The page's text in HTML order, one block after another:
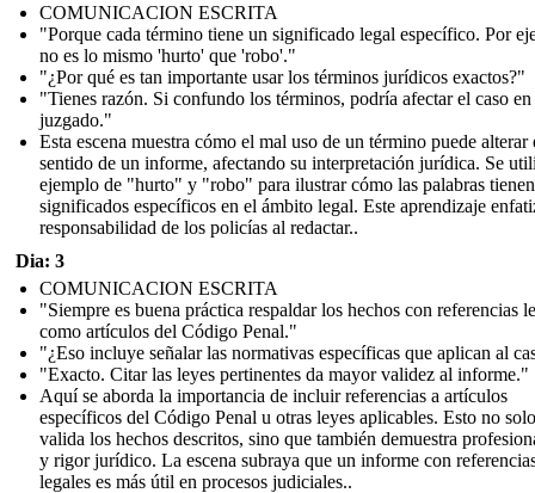
COMUNICACION ESCRITA
"Porque cada término tiene un significado legal específico. Por
no es lo mismo 'hurto' que 'robo'."
"¿Por qué es tan importante usar los términos jurídicos exactos?"
"Tienes razón. Si confundo los términos, podría afectar el caso en
juzgado."
Esta escena muestra cómo el mal uso de un término puede alterar
sentido de un informe, afectando su interpretación jurídica. Se
ejemplo de "hurto" y "robo" para ilustrar cómo las palabras tienen
significados específicos en el ámbito legal. Este aprendizaje
responsabilidad de los policías al redactar..
Dia: 3
COMUNICACION ESCRITA
"Siempre es buena práctica respaldar los hechos con referencias
como artículos del Código Penal."
"¿Eso incluye señalar las normativas específicas que aplican al
"Exacto. Citar las leyes pertinentes da mayor validez al informe."
Aquí se aborda la importancia de incluir referencias a artículos
específicos del Código Penal u otras leyes aplicables. Esto no solo
valida los hechos descritos, sino que también demuestra
y rigor jurídico. La escena subraya que un informe con
legales es más útil en procesos judiciales..